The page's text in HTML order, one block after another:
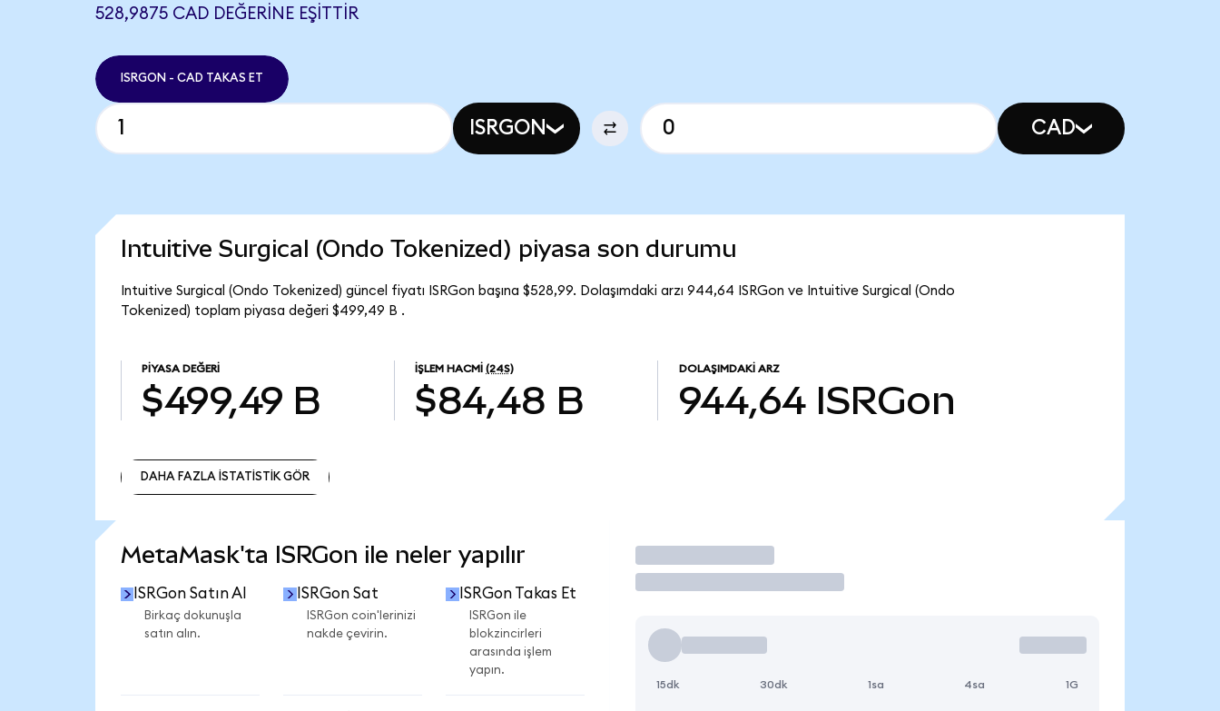
528,9875 CAD DEĞERINE EŞITTIR
ISRGON - CAD TAKAS ET
ISRGON CAD
Intuitive Surgical (Ondo Tokenized) piyasa son durumu
Intuitive Surgical (Ondo Tokenized) güncel fiyatı ISRGon başına $528,99. Dolaşımdaki arzı 944,64 ISRGon ve Intuitive Surgical (Ondo
Tokenized) toplam piyasa değeri $499,49 B .
PIYASA DEĞERI
$499,49 B
İŞLEM HACMI (24S)
$84,48 B
DOLAŞIMDAKI ARZ
944,64 ISRGon
DAHA FAZLA İSTATİSTİK GÖR
MetaMask'ta ISRGon ile neler yapılır
ISRGon Satın Al
Birkaç dokunuşla
satın alın.
ISRGon Sat
ISRGon coin'lerinizi
nakde çevirin.
ISRGon Takas Et
ISRGon ile
blokzincirleri
arasında işlem
yapın.
İşlem Yap
15dk 30dk 1sa 4sa 1G